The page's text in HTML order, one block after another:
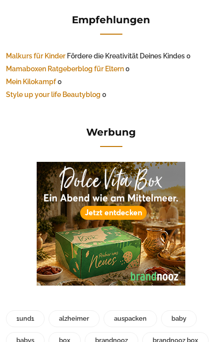
Empfehlungen
Malkurs für Kinder Fördere die Kreativität Deines Kindes 0
Mamaboxen Ratgeberblog für Eltern0
Mein Kilokampf0
Style up your life Beautyblog 0
Werbung
1und1 alzheimer auspacken baby
babys box brandnooz brandnooz box